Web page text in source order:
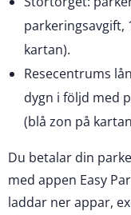
parkeringsavgift,
kartan).
Resecentrums
dygn i följd med
(blå zon på
Du betalar din
med appen Easy
laddar ner appar,